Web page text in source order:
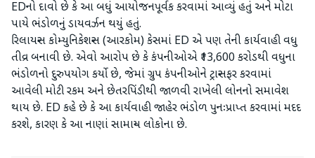
EDનો દાવો છે કે આ બધું આયોજનપૂર્વક કરવામાં આવ્યું હતું અને મોટા
પાયે ભંડોળનું ડાયવર્ઝન થયું હતું.
રિલાયન્સ કોમ્યુનિકેશન્સ (આરકોમ) કેસમાં ED એ પણ તેની કાર્યવાહી વધુ
તીવ્ર બનાવી છે. એવો આરોપ છે કે કંપનીઓએ ₹13,600 કરોડથી વધુના
ભંડોળનો દુરુપયોગ કર્યો છે, જેમાં ગ્રુપ કંપનીઓને ટ્રાન્સફર કરવામાં
આવેલી મોટી રકમ અને છેતરપિંડીથી જાળવી રાખેલી લોનનો સમાવેશ
થાય છે. ED કહે છે કે આ કાર્યવાહી જાહેર ભંડોળ પુનઃપ્રાપ્ત કરવામાં મદદ
કરશે, કારણ કે આ નાણાં સામાન્ય લોકોના છે.